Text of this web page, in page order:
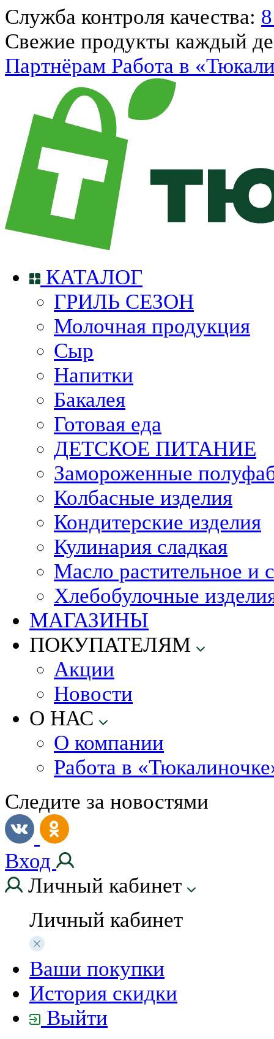
Служба контроля качества:
Свежие продукты каждый
Партнёрам Работа в
КАТАЛОГ
ГРИЛЬ СЕЗОН
Молочная продукция
Сыр
Напитки
Бакалея
Готовая еда
ДЕТСКОЕ ПИТАНИЕ
Замороженные
Колбасные изделия
Кондитерские изделия
Кулинария сладкая
Масло растительное и
Хлебобулочные
МАГАЗИНЫ
ПОКУПАТЕЛЯМ
Акции
Новости
О НАС
О компании
Работа в
Следите за новостями
Вход
Личный кабинет
Личный кабинет
Ваши покупки
История скидки
Выйти